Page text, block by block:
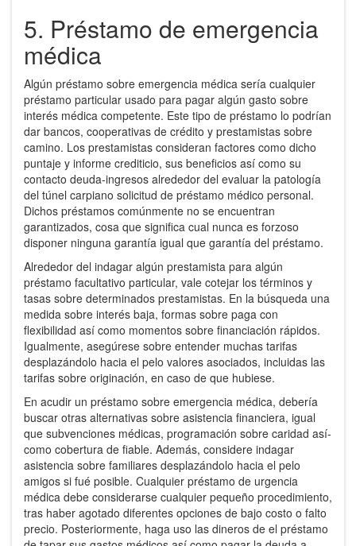
5. Préstamo de emergencia
médica
Algún préstamo sobre emergencia médica serí­a cualquier
préstamo particular usado para pagar algún gasto sobre
interés médica competente. Este tipo de préstamo lo podrían
dar bancos, cooperativas de crédito y prestamistas sobre
camino. Los prestamistas consideran factores como dicho
puntaje y informe crediticio, sus beneficios así­ como su
contacto deuda-ingresos alrededor del evaluar la patologí­a
del túnel carpiano solicitud de préstamo médico personal.
Dichos préstamos comúnmente no se encuentran
garantizados, cosa que significa cual nunca es forzoso
disponer ninguna garantía igual que garantía del préstamo.
Alrededor del indagar algún prestamista para algún
préstamo facultativo particular, vale cotejar los términos y
tasas sobre determinados prestamistas. En la búsqueda una
medida sobre interés baja, formas sobre paga con
flexibilidad así­ como momentos sobre financiación rápidos.
Igualmente, asegúrese sobre entender muchas tarifas
desplazándolo hacia el pelo valores asociados, incluidas las
tarifas sobre originación, en caso de que hubiese.
En acudir un préstamo sobre emergencia médica, debería
buscar otras alternativas sobre asistencia financiera, igual
que subvenciones médicas, programación sobre caridad así­
como cobertura de fiable. Además, considere indagar
asistencia sobre familiares desplazándolo hacia el pelo
amigos si fué posible. Cualquier préstamo de urgencia
médica debe considerarse cualquier pequeño procedimiento,
tras haber agotado diferentes opciones de bajo costo o falto
precio. Posteriormente, haga uso las dineros de el préstamo